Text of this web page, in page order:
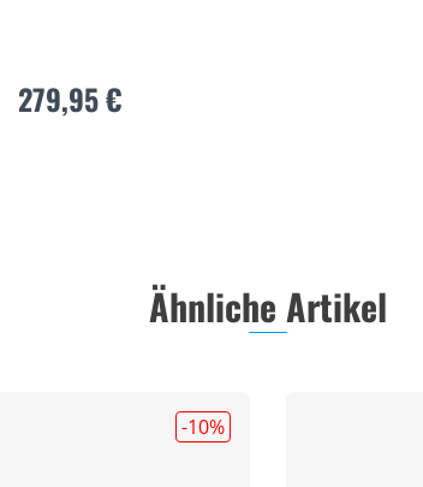
279,95 €
Ähnliche Artikel
-10%